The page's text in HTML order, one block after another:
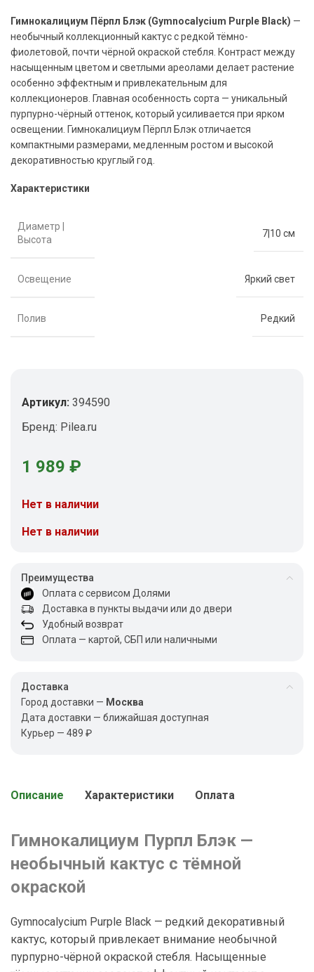
Гимнокалициум Пёрпл Блэк (Gymnocalycium Purple Black) —
необычный коллекционный кактус с редкой тёмно-
фиолетовой, почти чёрной окраской стебля. Контраст между
насыщенным цветом и светлыми ареолами делает растение
особенно эффектным и привлекательным для
коллекционеров. Главная особенность сорта — уникальный
пурпурно-чёрный оттенок, который усиливается при ярком
освещении. Гимнокалициум Пёрпл Блэк отличается
компактными размерами, медленным ростом и высокой
декоративностью круглый год.
Характеристики
Диаметр |
Высота
7|10 см
Освещение Яркий свет
Полив Редкий
Артикул: 394590
Бренд: Pilea.ru
1 989 ₽
Нет в наличии
Нет в наличии
Преимущества
Оплата с сервисом Долями
Доставка в пункты выдачи или до двери
Удобный возврат
Оплата — картой, СБП или наличными
Доставка
Город доставки — Москва
Дата доставки — ближайшая доступная
Курьер — 489 ₽
Описание Характеристики Оплата
Гимнокалициум Пурпл Блэк —
необычный кактус с тёмной
окраской
Gymnocalycium Purple Black — редкий декоративный
кактус, который привлекает внимание необычной
пурпурно-чёрной окраской стебля. Насыщенные